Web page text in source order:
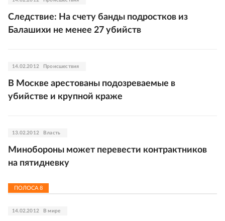
Следствие: На счету банды подростков из
Балашихи не менее 27 убийств
14.02.2012 Происшествия
В Москве арестованы подозреваемые в
убийстве и крупной краже
13.02.2012 Власть
Минобороны может перевести контрактников
на пятидневку
ПОЛОСА 8
14.02.2012 В мире